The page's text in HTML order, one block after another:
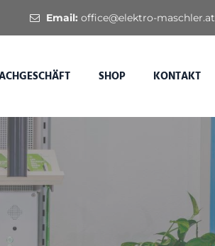
Email: office@elektro-maschler.at
SHOP KONTAKT